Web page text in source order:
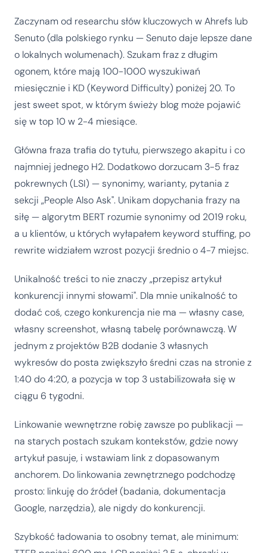
Zaczynam od researchu słów kluczowych w Ahrefs lub
Senuto (dla polskiego rynku — Senuto daje lepsze dane
o lokalnych wolumenach). Szukam fraz z długim
ogonem, które mają 100-1000 wyszukiwań
miesięcznie i KD (Keyword Difficulty) poniżej 20. To
jest sweet spot, w którym świeży blog może pojawić
się w top 10 w 2-4 miesiące.
Główna fraza trafia do tytułu, pierwszego akapitu i co
najmniej jednego H2. Dodatkowo dorzucam 3-5 fraz
pokrewnych (LSI) — synonimy, warianty, pytania z
sekcji „People Also Ask". Unikam dopychania frazy na
siłę — algorytm BERT rozumie synonimy od 2019 roku,
a u klientów, u których wyłapałem keyword stuffing, po
rewrite widziałem wzrost pozycji średnio o 4-7 miejsc.
Unikalność treści to nie znaczy „przepisz artykuł
konkurencji innymi słowami". Dla mnie unikalność to
dodać coś, czego konkurencja nie ma — własny case,
własny screenshot, własną tabelę porównawczą. W
jednym z projektów B2B dodanie 3 własnych
wykresów do posta zwiększyło średni czas na stronie z
1:40 do 4:20, a pozycja w top 3 ustabilizowała się w
ciągu 6 tygodni.
Linkowanie wewnętrzne robię zawsze po publikacji —
na starych postach szukam kontekstów, gdzie nowy
artykuł pasuje, i wstawiam link z dopasowanym
anchorem. Do linkowania zewnętrznego podchodzę
prosto: linkuję do źródeł (badania, dokumentacja
Google, narzędzia), ale nigdy do konkurencji.
Szybkość ładowania to osobny temat, ale minimum: